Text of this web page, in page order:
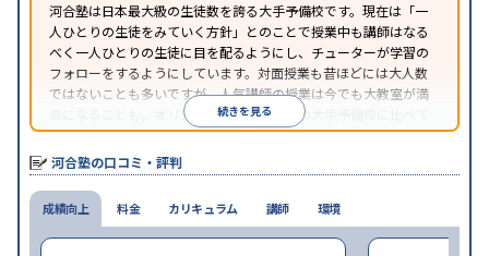
河合塾は日本最大級の生徒数を誇る大手予備校です。現在は「一
人ひとりの生徒をみていく方針」とのことで授業中も講師はなる
べく一人ひとりの生徒に目を配るようにし、チューターが学習の
フォローをするようにしています。対面授業も昔ほどには大人数
ではないことも多いですが、人気講師の授業は今でも大教室が満
員になることも。オリジナルテキストは他の大手予備校に比べて
分かりやすく作っています。模試データに定評があり、偏差値分析
で受験戦略を立案していきます。
続きを見る
河合塾の口コミ・評判
成績向上 料金 カリキュラム 講師 環境